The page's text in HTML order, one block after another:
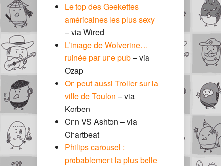
Le top des Geekettes
américaines les plus sexy
– via Wired
L’image de Wolverine…
ruinée par une pub– via
Ozap
On peut aussi Troller sur la
ville de Toulon – via
Korben
Cnn VS Ashton – via
Chartbeat
Philips carousel :
probablement la plus belle